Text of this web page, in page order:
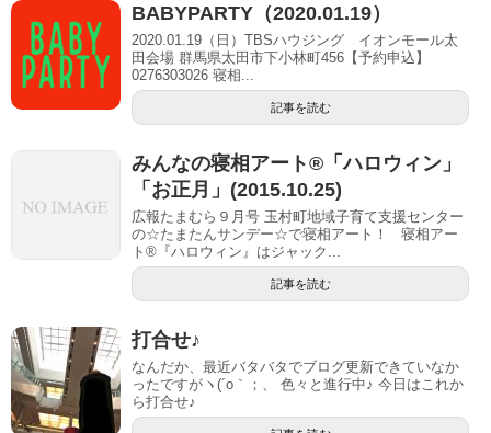
BABYPARTY（2020.01.19）
2020.01.19（日）TBSハウジング イオンモール太
田会場 群馬県太田市下小林町456【予約申込】
0276303026 寝相...
記事を読む
みんなの寝相アート®「ハロウィン」
「お正月」(2015.10.25)
広報たまむら９月号 玉村町地域子育て支援センター
の☆たまたんサンデー☆で寝相アート！ 寝相アー
ト®『ハロウィン』はジャック...
記事を読む
打合せ♪
なんだか、最近バタバタでブログ更新できていなか
ったですがヽ(´o｀；、 色々と進行中♪ 今日はこれか
ら打合せ♪